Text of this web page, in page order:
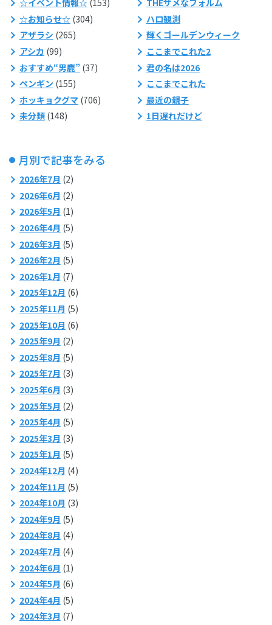
☆イベント情報☆(153)
☆お知らせ☆(304)
アザラシ (265)
アシカ (99)
おすすめ“男鹿”(37)
ペンギン (155)
ホッキョクグマ (706)
未分類(148)
THEサメなフォルム
ハロ観測
輝くゴールデンウィーク
ここまでこれた2
君の名は2026
ここまでこれた
最近の親子
1日遅れだけど
月別で記事をみる
2026年7月 (2)
2026年6月 (2)
2026年5月 (1)
2026年4月 (5)
2026年3月 (5)
2026年2月 (5)
2026年1月 (7)
2025年12月 (6)
2025年11月 (5)
2025年10月 (6)
2025年9月 (2)
2025年8月 (5)
2025年7月 (3)
2025年6月 (3)
2025年5月 (2)
2025年4月 (5)
2025年3月 (3)
2025年1月 (5)
2024年12月 (4)
2024年11月 (5)
2024年10月 (3)
2024年9月 (5)
2024年8月 (4)
2024年7月 (4)
2024年6月 (1)
2024年5月 (6)
2024年4月 (5)
2024年3月 (7)